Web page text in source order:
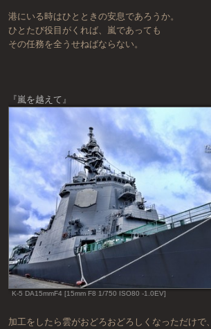
港にいる時はひとときの安息であろうか。
ひとたび役目がくれば、嵐であっても
その任務を全うせねばならない。
『嵐を越えて』
K-5 DA15mmF4 [15mm F8 1/750 ISO80 -1.0EV]
加工をしたら雲がおどろおどろしくなっただけで、